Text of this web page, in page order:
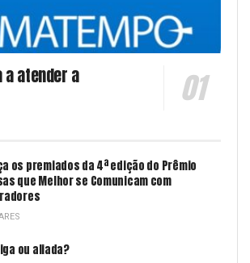
a atender a
os premiados da 4ª edição do Prêmio
que Melhor se Comunicam com
ou aliada?